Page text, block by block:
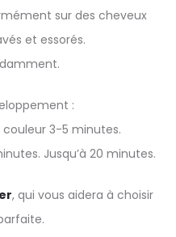
sur des cheveux
et essorés.
:
3-5 minutes.
Jusqu’à 20 minutes.
, qui vous aidera à choisir